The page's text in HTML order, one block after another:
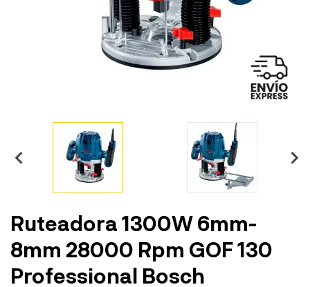
Ruteadora 1300W 6mm-
8mm 28000 Rpm GOF 130
Professional Bosch